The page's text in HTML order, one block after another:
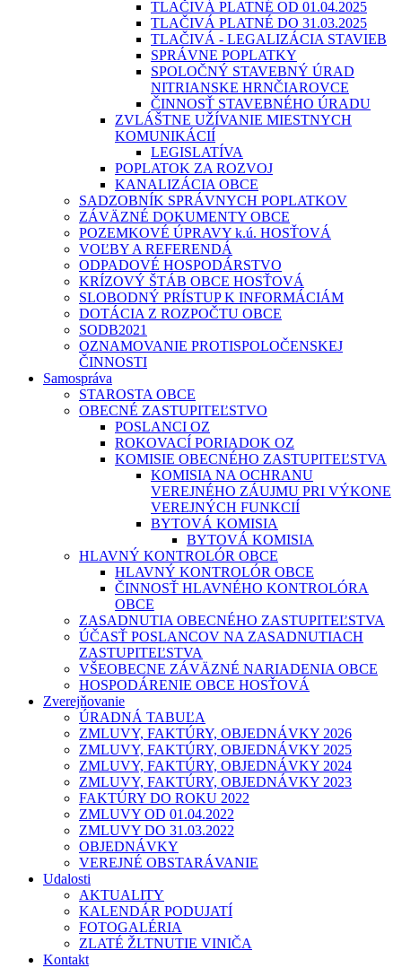
TLAČIVÁ PLATNÉ OD 01.04.2025
TLAČIVÁ PLATNÉ DO 31.03.2025
TLAČIVÁ - LEGALIZÁCIA STAVIEB
SPRÁVNE POPLATKY
SPOLOČNÝ STAVEBNÝ ÚRAD
NITRIANSKE HRNČIAROVCE
ČINNOSŤ STAVEBNÉHO ÚRADU
ZVLÁŠTNE UŽÍVANIE MIESTNYCH
KOMUNIKÁCIÍ
LEGISLATÍVA
POPLATOK ZA ROZVOJ
KANALIZÁCIA OBCE
SADZOBNÍK SPRÁVNYCH POPLATKOV
ZÁVÄZNÉ DOKUMENTY OBCE
POZEMKOVÉ ÚPRAVY k.ú. HOSŤOVÁ
VOĽBY A REFERENDÁ
ODPADOVÉ HOSPODÁRSTVO
KRÍZOVÝ ŠTÁB OBCE HOSŤOVÁ
SLOBODNÝ PRÍSTUP K INFORMÁCIÁM
DOTÁCIA Z ROZPOČTU OBCE
SODB2021
OZNAMOVANIE PROTISPOLOČENSKEJ
ČINNOSTI
Samospráva
STAROSTA OBCE
OBECNÉ ZASTUPITEĽSTVO
POSLANCI OZ
ROKOVACÍ PORIADOK OZ
KOMISIE OBECNÉHO ZASTUPITEĽSTVA
KOMISIA NA OCHRANU
VEREJNÉHO ZÁUJMU PRI VÝKONE
VEREJNÝCH FUNKCIÍ
BYTOVÁ KOMISIA
BYTOVÁ KOMISIA
HLAVNÝ KONTROLÓR OBCE
HLAVNÝ KONTROLÓR OBCE
ČINNOSŤ HLAVNÉHO KONTROLÓRA
OBCE
ZASADNUTIA OBECNÉHO ZASTUPITEĽSTVA
ÚČASŤ POSLANCOV NA ZASADNUTIACH
ZASTUPITEĽSTVA
VŠEOBECNE ZÁVÄZNÉ NARIADENIA OBCE
HOSPODÁRENIE OBCE HOSŤOVÁ
Zverejňovanie
ÚRADNÁ TABUĽA
ZMLUVY, FAKTÚRY, OBJEDNÁVKY 2026
ZMLUVY, FAKTÚRY, OBJEDNÁVKY 2025
ZMLUVY, FAKTÚRY, OBJEDNÁVKY 2024
ZMLUVY, FAKTÚRY, OBJEDNÁVKY 2023
FAKTÚRY DO ROKU 2022
ZMLUVY OD 01.04.2022
ZMLUVY DO 31.03.2022
OBJEDNÁVKY
VEREJNÉ OBSTARÁVANIE
Udalosti
AKTUALITY
KALENDÁR PODUJATÍ
FOTOGALÉRIA
ZLATÉ ŽLTNUTIE VINIČA
Kontakt